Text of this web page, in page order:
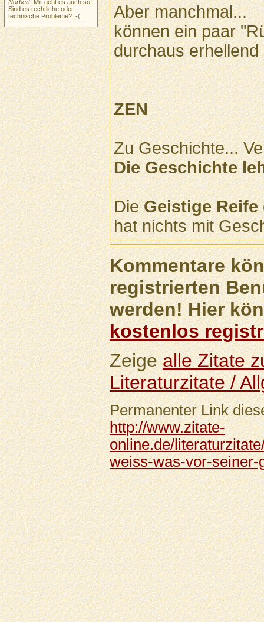
Aber manchmal...
können ein paar
durchaus erhellend
ZEN
Zu Geschichte...
Die Geschichte
DieGeistige Reife
hat nichts mit
Kommentare
registrierten
werden! Hier
kostenlos
Zeigealle Zitate
Literaturzitate /
Permanenter Link
http://www.zitate-
online.de/
weiss-was-vor-seiner-
Norbert: Mir geht es auch so!
Sind es rechtliche oder
technische Probleme? :-(...